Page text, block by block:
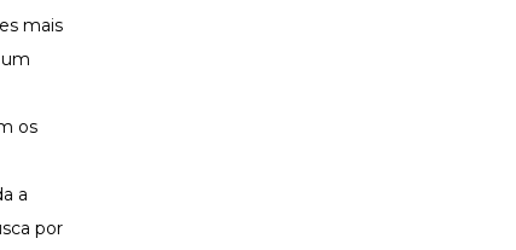
mais
os
a
por